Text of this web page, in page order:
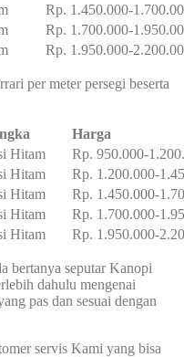
Rp. 1.450.000-
Rp. 1.700.000-
Rp. 1.950.000-
per meter persegi beserta
Harga
Hitam
Rp. 950.000-
Hitam
Rp. 1.200.000-
Hitam
Rp. 1.450.000-
Hitam
Rp. 1.700.000-
Hitam Rp. 1.950.000-
bertanya seputar Kanopi
dahulu mengenai
pas dan sesuai dengan
servis Kami yang bisa